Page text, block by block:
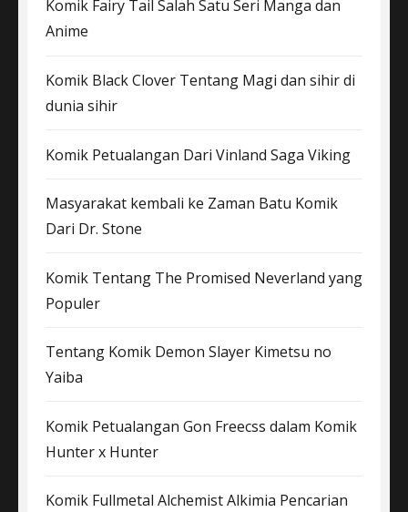
Komik Fairy Tail Salah Satu Seri Manga dan
Anime
Komik Black Clover Tentang Magi dan sihir di
dunia sihir
Komik Petualangan Dari Vinland Saga Viking
Masyarakat kembali ke Zaman Batu Komik
Dari Dr. Stone
Komik Tentang The Promised Neverland yang
Populer
Tentang Komik Demon Slayer Kimetsu no
Yaiba
Komik Petualangan Gon Freecss dalam Komik
Hunter x Hunter
Komik Fullmetal Alchemist Alkimia Pencarian